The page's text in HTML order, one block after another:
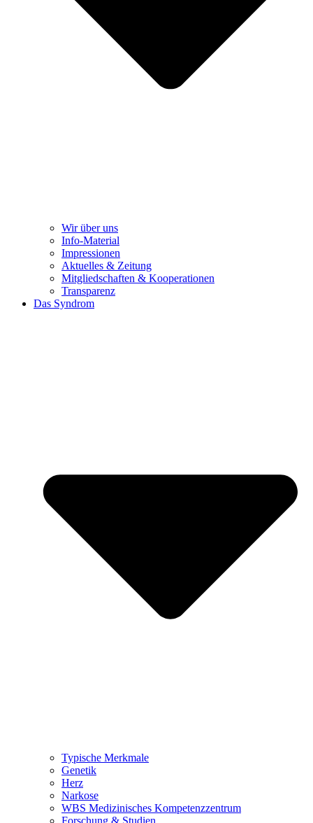
Wir über uns
Info-Material
Impressionen
Aktuelles & Zeitung
Mitgliedschaften & Kooperationen
Transparenz
Das Syndrom
Typische Merkmale
Genetik
Herz
Narkose
WBS Medizinisches Kompetenzzentrum
Forschung & Studien